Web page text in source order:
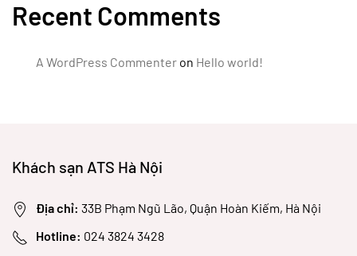
Recent Comments
A WordPress Commenter on Hello world!
Khách sạn ATS Hà Nội
Địa chỉ: 33B Phạm Ngũ Lão, Quận Hoàn Kiếm, Hà Nội
Hotline: 024 3824 3428